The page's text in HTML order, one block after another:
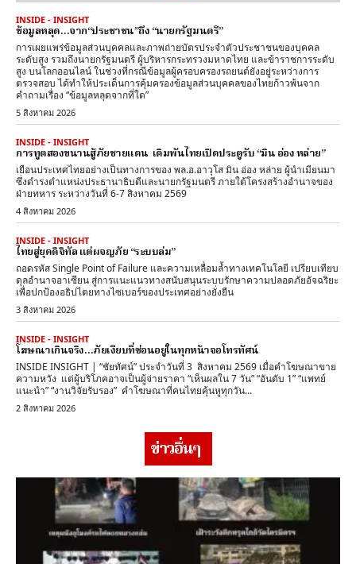
INSIDE - INSIGHT
ข้อมูลหลุด…จาก“ประชาชน”ถึง “นายกรัฐมนตรี”
การเผยแพร่ข้อมูลส่วนบุคคลและภาพถ่ายบัตรประจำตัวประชาชนของบุคคล
ระดับสูง รวมถึงนายกรัฐมนตรี ผู้บริหารกระทรวงมหาดไทย และข้าราชการระดับ
สูง บนโลกออนไลน์ ในช่วงที่กรณีข้อมูลผู้ครอบครองรถยนต์ยังอยู่ระหว่างการ
ตรวจสอบ ได้ทำให้ประเด็นการคุ้มครองข้อมูลส่วนบุคคลของไทยก้าวพ้นจาก
คำถามเรื่อง “ข้อมูลหลุดจากที่ใด”
5 สิงหาคม 2026
INSIDE - INSIGHT
การทูตสองขนานสู้ภัยชายแดน เดิมพันไทยเปิดประตูรับ “มิน อ่อง หล่าย”
เยือนประเทศไทยอย่างเป็นทางการของ พล.อ.อาวุโส มิน อ่อง หล่าย ผู้นำเมียนมา
ซึ่งดำรงตำแหน่งประธานาธิบดีและนายกรัฐมนตรี ภายใต้โครงสร้างอำนาจของ
ฝ่ายทหาร ระหว่างวันที่ 6-7 สิงหาคม 2569
4 สิงหาคม 2026
INSIDE - INSIGHT
ไทยสู่ยุคดิจิทัล แต่ผจญภัย “ระบบล่ม”
ถอดรหัส Single Point of Failure และความเหลื่อมล้ำทางเทคโนโลยี เปรียบเทียบ
ดุลอำนาจอาเซียน สู่การแนะแนวทางสนับสนุนระบบรักษาความปลอดภัยอัจฉริยะ
เพื่อปกป้องอธิปไตยทางไซเบอร์ของประเทศอย่างยั่งยืน
3 สิงหาคม 2026
INSIDE - INSIGHT
โฆษณาเกินจริง…ภัยเงียบที่ซ่อนอยู่ในทุกหน้าจอโทรทัศน์
INSIDE INSIGHT | “ชัยทัศน์” ประจำวันที่ 3 สิงหาคม 2569 เมื่อคำโฆษณาขาย
ความหวัง แต่ผู้บริโภคอาจเป็นผู้จ่ายราคา “เห็นผลใน 7 วัน” “อันดับ 1” “แพทย์
แนะนำ” “งานวิจัยรับรอง” คำโฆษณาที่คนไทยคุ้นหูทุกวัน...
2 สิงหาคม 2026
ข่าวอื่นๆ